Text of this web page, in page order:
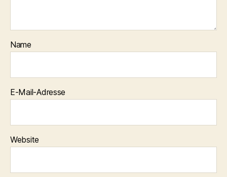
Name
E-Mail-Adresse
Website